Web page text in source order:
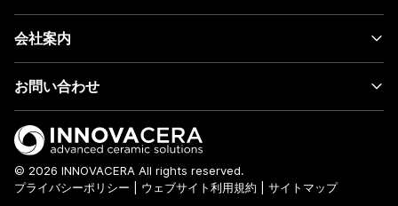
会社案内
お問い合わせ
© 2026 INNOVACERA All rights reserved.
プライバシーポリシー
ウェブサイト利用規約 サイトマップ